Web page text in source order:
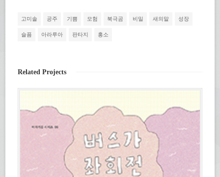
하
려
창
에
열
에
서
보
내
서
열
고미솔 공주 기쁨 모험 북극곰 비밀 새의말 성장
슬픔 아라루아 판타지 홍소
Related Projects